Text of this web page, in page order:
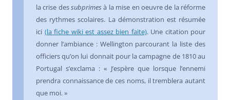
la crise dessubprimes à la mise en oeuvre de la réforme
des rythmes scolaires. La démonstration est résumée
ici (la fiche wiki est assez bien faite). Une citation pour
donner l’ambiance : Wellington parcourant la liste des
officiers qu’on lui donnait pour la campagne de 1810 au
Portugal s’exclama : « J’espère que lorsque l’ennemi
prendra connaissance de ces noms, il tremblera autant
que moi. »